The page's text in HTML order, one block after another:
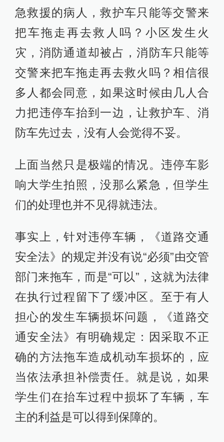
急救援的病人，救护车只能等交警来
把车拖走再去救人吗？小区发生火
灾，消防通道却被占，消防车只能等
交警来把车拖走再去救火吗？相信很
多人都会同意，如果这时候由几人合
力把违停车抬到一边，让救护车、消
防车先过去，没有人会觉得不妥。
上面当然只是极端的情况。违停车影
响大学生拍照，没那么紧急，但学生
们的处理也并不见得就违法。
事实上，针对违停车辆，《道路交通
安全法》的规定并没有说“必须”由交管
部门来拖车，而是“可以”，这就为法律
在执行过程留下了缓冲区。至于有人
担心的发生车辆损坏问题，《道路交
通安全法》有明确规定：因采取不正
确的方法拖车造成机动车损坏的，应
当依法承担补偿责任。就是说，如果
学生们在抬车过程中损坏了车辆，车
主的利益是可以得到保障的。